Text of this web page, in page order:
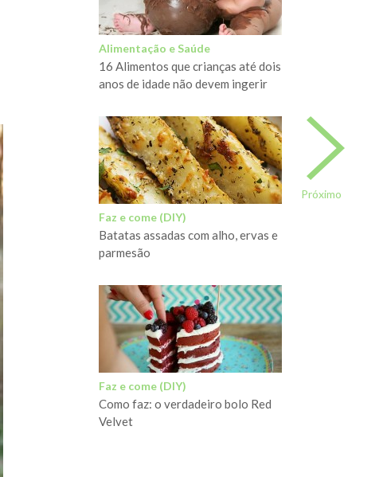
Próximo
Alimentação e Saúde
16 Alimentos que crianças até dois
anos de idade não devem ingerir
Faz e come (DIY)
Batatas assadas com alho, ervas e
parmesão
Faz e come (DIY)
Como faz: o verdadeiro bolo Red
Velvet